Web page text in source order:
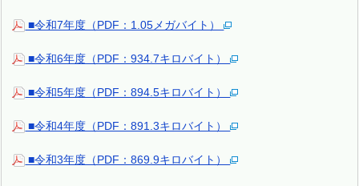
■令和7年度（PDF：1.05メガバイト）
■令和6年度（PDF：934.7キロバイト）
■令和5年度（PDF：894.5キロバイト）
■令和4年度（PDF：891.3キロバイト）
■令和3年度（PDF：869.9キロバイト）